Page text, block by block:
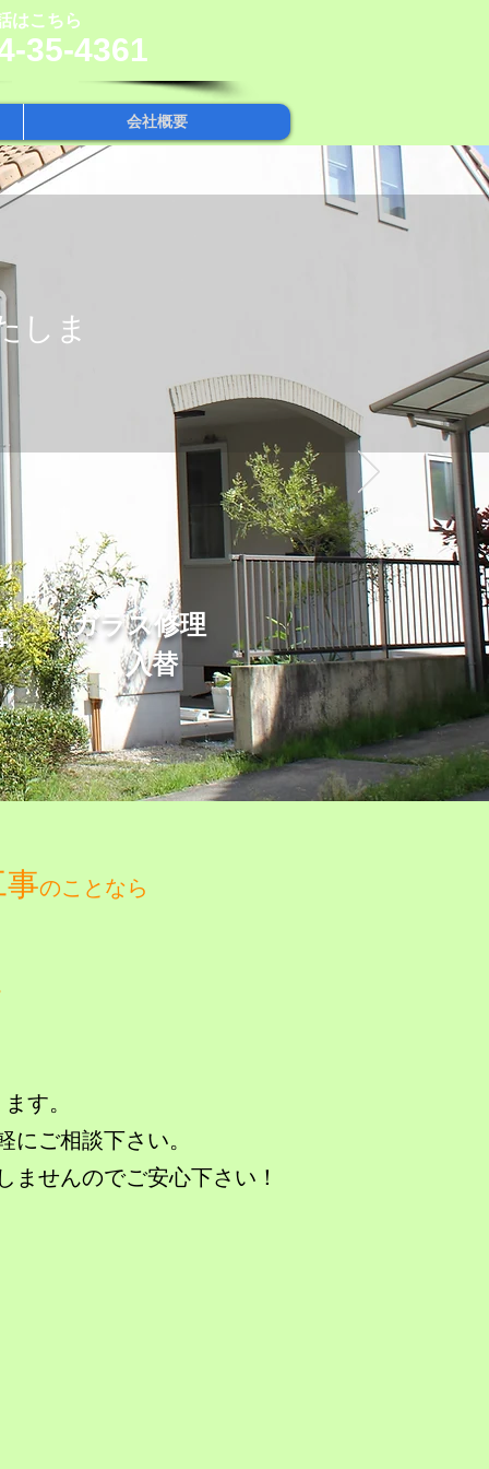
はこちら
35-4361
会社概要
​ガラス修理
入替
しま
のことなら
す。
ご相談下さい。
せんのでご安心下さい！